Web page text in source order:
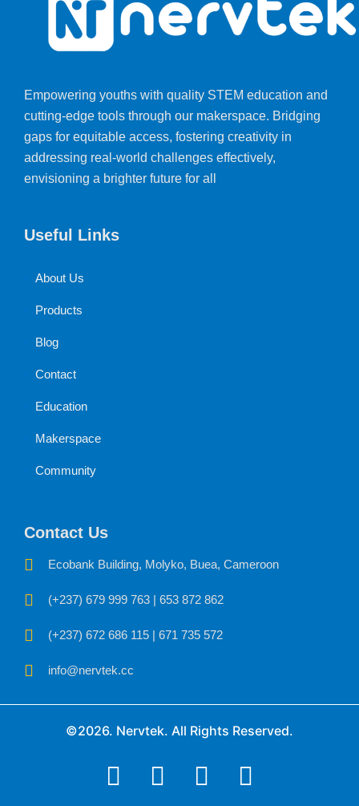
Empowering youths with quality STEM education and
cutting-edge tools through our makerspace. Bridging
gaps for equitable access, fostering creativity in
addressing real-world challenges effectively,
envisioning a brighter future for all
Useful Links
About Us
Products
Blog
Contact
Education
Makerspace
Community
Contact Us
Ecobank Building, Molyko, Buea, Cameroon
(+237) 679 999 763 | 653 872 862
(+237) 672 686 115 | 671 735 572
info@nervtek.cc
©2026. Nervtek. All Rights Reserved.
F
a
L
i
X
-
Y
o